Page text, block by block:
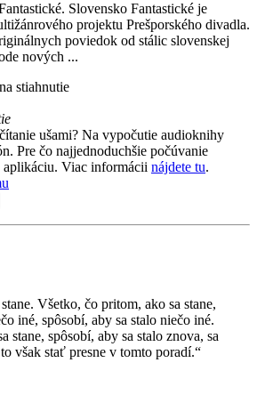
Slovensko Fantastické je
projektu Prešporského divadla.
poviedok od stálic slovenskej
nových ...
stiahnutie
ušami? Na vypočutie audioknihy
Pre čo najjednoduchšie počúvanie
aplikáciu. Viac informácii nájdete tu.
Všetko, čo pritom, ako sa stane,
iné, spôsobí, aby sa stalo niečo iné.
stane, spôsobí, aby sa stalo znova, sa
však stať presne v tomto poradí.